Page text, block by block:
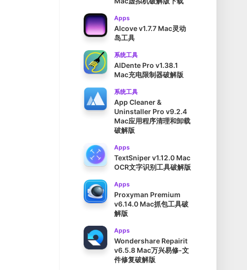
Apps
Alcove v1.7.7 Mac灵动
岛工具
系统工具
AlDente Pro v1.38.1
Mac充电限制器破解版
系统工具
App Cleaner &
Uninstaller Pro v9.2.4
Mac应用程序清理和卸载
破解版
Apps
TextSniper v1.12.0 Mac
OCR文字识别工具破解版
Apps
Proxyman Premium
v6.14.0 Mac抓包工具破
解版
Apps
Wondershare Repairit
v6.5.8 Mac万兴易修-文
件修复破解版